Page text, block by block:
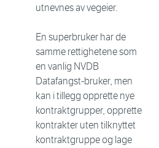
utnevnes av vegeier.
En superbruker har de
samme rettighetene som
en vanlig NVDB
Datafangst-bruker, men
kan i tillegg opprette nye
kontraktgrupper, opprette
kontrakter uten tilknyttet
kontraktgruppe og lage